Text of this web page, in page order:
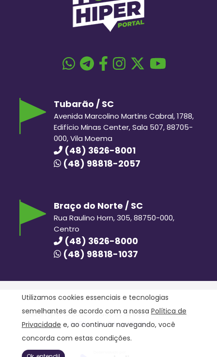
Tubarão / SC
Avenida Marcolino Martins Cabral, 1788,
Edifício Minas Center, Sala 507, 88705-
000, Vila Moema
(48) 3626-8001
(48) 98818-2057
Braço do Norte / SC
Rua Raulino Horn, 305, 88750-000,
Centro
(48) 3626-8000
(48) 98818-1037
Hora Hiper © 2020. Todos os direitos reservados.
Política de Privacidade
Utilizamos cookies essenciais e tecnologias
semelhantes de acordo com a nossa Política de
Privacidade e, ao continuar navegando, você
concorda com estas condições.